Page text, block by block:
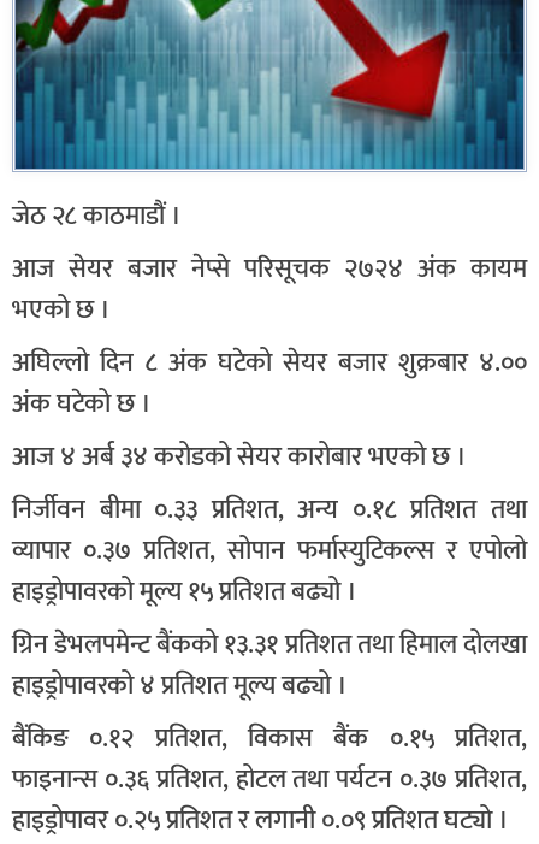
जेठ २८ काठमाडौं ।
आज सेयर बजार नेप्से परिसूचक २७२४ अंक कायम
भएको छ ।
अघिल्लो दिन ८ अंक घटेको सेयर बजार शुक्रबार ४.००
अंक घटेको छ ।
आज ४ अर्ब ३४ करोडको सेयर कारोबार भएको छ ।
निर्जीवन बीमा ०.३३ प्रतिशत, अन्य ०.१८ प्रतिशत तथा
व्यापार ०.३७ प्रतिशत, सोपान फर्मास्युटिकल्स र एपोलो
हाइड्रोपावरको मूल्य १५ प्रतिशत बढ्यो ।
ग्रिन डेभलपमेन्ट बैंकको १३.३१ प्रतिशत तथा हिमाल दोलखा
हाइड्रोपावरको ४ प्रतिशत मूल्य बढ्यो ।
बैंकिङ ०.१२ प्रतिशत, विकास बैंक ०.१५ प्रतिशत,
फाइनान्स ०.३६ प्रतिशत, होटल तथा पर्यटन ०.३७ प्रतिशत,
हाइड्रोपावर ०.२५ प्रतिशत र लगानी ०.०९ प्रतिशत घट्यो ।